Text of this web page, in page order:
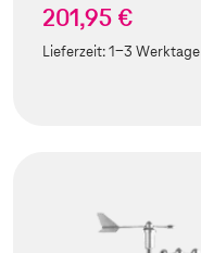
201,95 €
Lieferzeit:1-3 Werktage